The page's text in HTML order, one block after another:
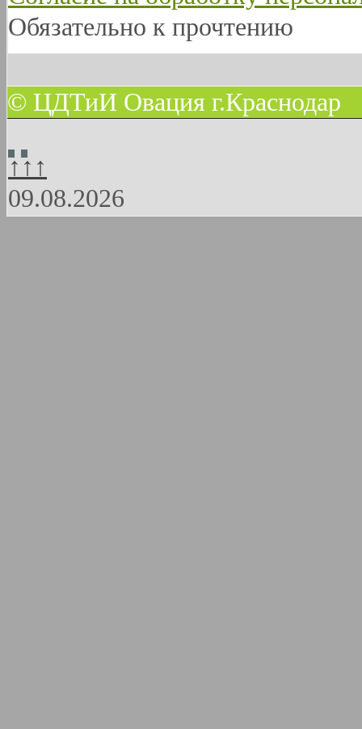
Обязательно к прочтению
© ЦДТиИ Овация г.Краснодар
↑↑↑
09.08.2026